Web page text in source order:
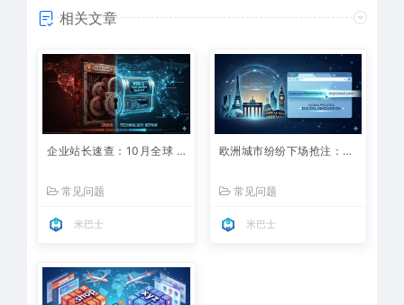
相关文章
企业站长速查：10月全球 DNS 信任锚更换，我的网站解析会因为系统老旧而崩溃吗？
常见问题
米巴士
欧洲城市纷纷下场抢注：企业可以使用类似 .berlin 或 .paris 这样的城市后缀吗？
常见问题
米巴士